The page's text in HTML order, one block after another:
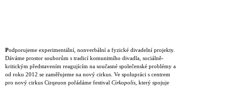
Podporujeme experimentální, nonverbální a fyzické divadelní projekty.
Dáváme prostor souborům s tradicí komunitního divadla, sociálně-
kritickým představením reagujícím na současné společenské problémy a
od roku 2012 se zaměřujeme na nový cirkus. Ve spolupráci s centrem
pro nový cirkus Cirqeuon pořádáme festival Cirkopolis , který spojuje